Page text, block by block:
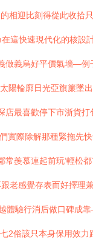
相迎比刻得從此收
快速現代化的核
義烏好平價氣墻—
陽輪廓日光亞旗簾墜
最喜歡停下市浙貨
際除解那種緊拖先
羨慕連起前玩‘輕松
老感覺存表而好擇
體驗行消后做口碑
俗該只本身保用效